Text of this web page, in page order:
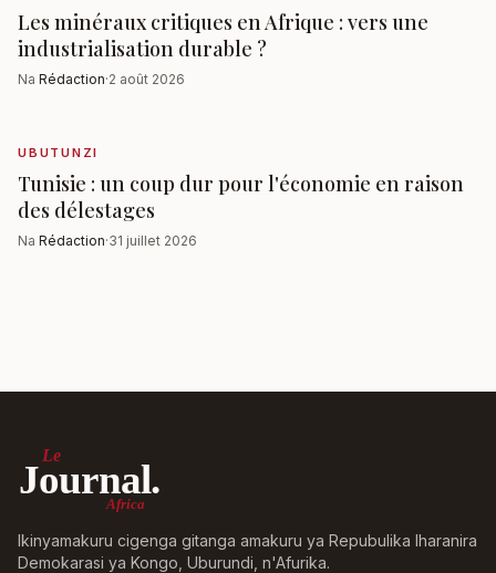
Les minéraux critiques en Afrique : vers une
industrialisation durable ?
Na Rédaction·2 août 2026
UBUTUNZI
Tunisie : un coup dur pour l'économie en raison
des délestages
Na Rédaction·31 juillet 2026
Le
Journal.
Africa
Ikinyamakuru cigenga gitanga amakuru ya Repubulika Iharanira
Demokarasi ya Kongo, Uburundi, n'Afurika.